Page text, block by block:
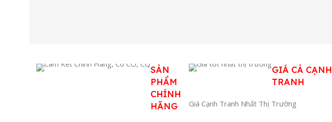
SẢN
PHẨM
CHÍNH
HÃNG
GIÁ CẢ CẠNH
TRANH
Giá Cạnh Tranh Nhất Thị Trường